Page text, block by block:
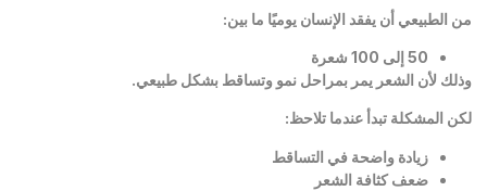
من الطبيعي أن يفقد الإنسان يوميًا ما بين:
50 إلى 100 شعرة
وذلك لأن الشعر يمر بمراحل نمو وتساقط بشكل طبيعي.
لكن المشكلة تبدأ عندما تلاحظ:
زيادة واضحة في التساقط
ضعف كثافة الشعر